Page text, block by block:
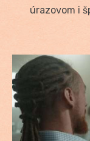
úrazovom i